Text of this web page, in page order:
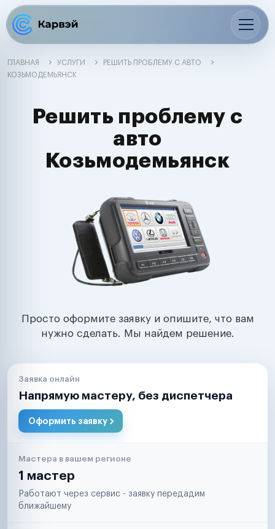
ГЛАВНАЯ УСЛУГИ
РЕШИТЬ ПРОБЛЕМУ С АВТО
КОЗЬМОДЕМЬЯНСК
Решить проблему с
авто
Козьмодемьянск
Просто оформите заявку и опишите, что вам
нужно сделать. Мы найдем решение.
Заявка онлайн
Напрямую мастеру, без диспетчера
Оформить заявку
Мастера в вашем регионе
1 мастер
Работают через сервис - заявку передадим
ближайшему